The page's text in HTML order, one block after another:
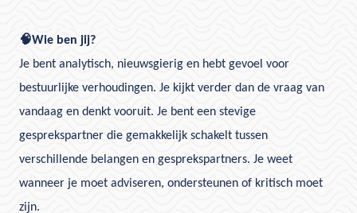
🧠Wie ben jij?
Je bent analytisch, nieuwsgierig en hebt gevoel voor
bestuurlijke verhoudingen. Je kijkt verder dan de vraag van
vandaag en denkt vooruit. Je bent een stevige
gesprekspartner die gemakkelijk schakelt tussen
verschillende belangen en gesprekspartners. Je weet
wanneer je moet adviseren, ondersteunen of kritisch moet
zijn.